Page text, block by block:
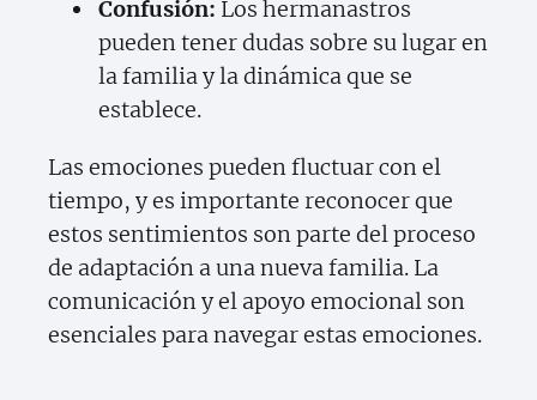
Confusión: Los hermanastros
pueden tener dudas sobre su lugar en
la familia y la dinámica que se
establece.
Las emociones pueden fluctuar con el
tiempo, y es importante reconocer que
estos sentimientos son parte del proceso
de adaptación a una nueva familia. La
comunicación y el apoyo emocional son
esenciales para navegar estas emociones.